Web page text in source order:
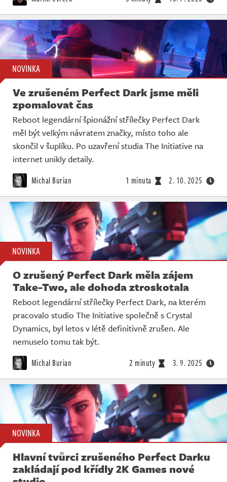
NOVINKA
Ve zrušeném Perfect Dark jsme měli
zpomalovat čas
Reboot legendární špionážní střílečky Perfect Dark
měl být velkým návratem značky, místo toho ale
skončil v šuplíku. Po uzavření studia The Initiative na
internet unikly detaily.
Michal Burian 1 minuta 2. 10. 2025
NOVINKA
O zrušený Perfect Dark měla zájem
Take-Two, ale dohoda ztroskotala
Reboot legendární střílečky Perfect Dark, na kterém
pracovalo studio The Initiative společně s Crystal
Dynamics, byl letos v létě definitivně zrušen. Ale
nemuselo tomu tak být.
Michal Burian 2 minuty 3. 9. 2025
NOVINKA
Hlavní tvůrci zrušeného Perfect Darku
zakládají pod křídly 2K Games nové